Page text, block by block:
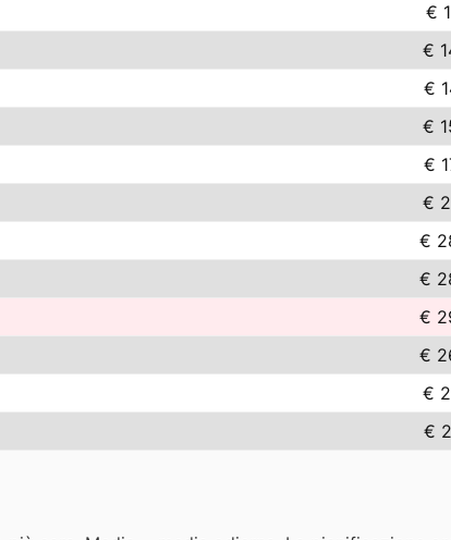
€
€
€
€
€
€
€
€
€
€
€
€